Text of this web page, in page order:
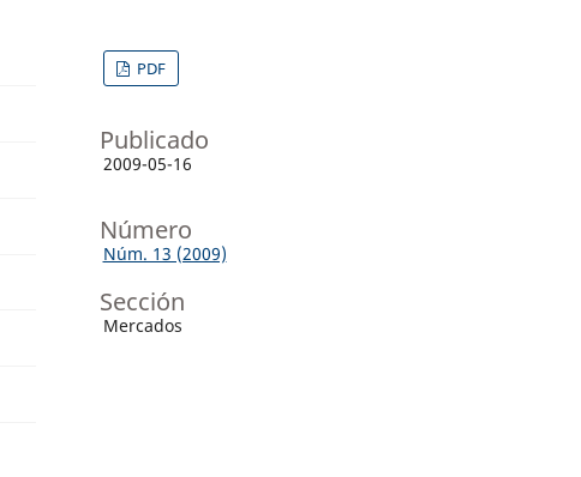
PDF
Publicado
2009-05-16
Número
Núm. 13 (2009)
Sección
Mercados